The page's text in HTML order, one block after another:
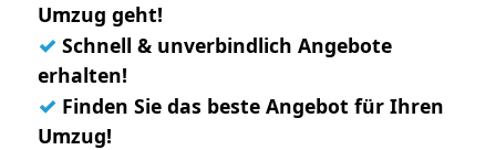
Umzug geht!
✓ Schnell & unverbindlich Angebote
erhalten!
✓ Finden Sie das beste Angebot für Ihren
Umzug!